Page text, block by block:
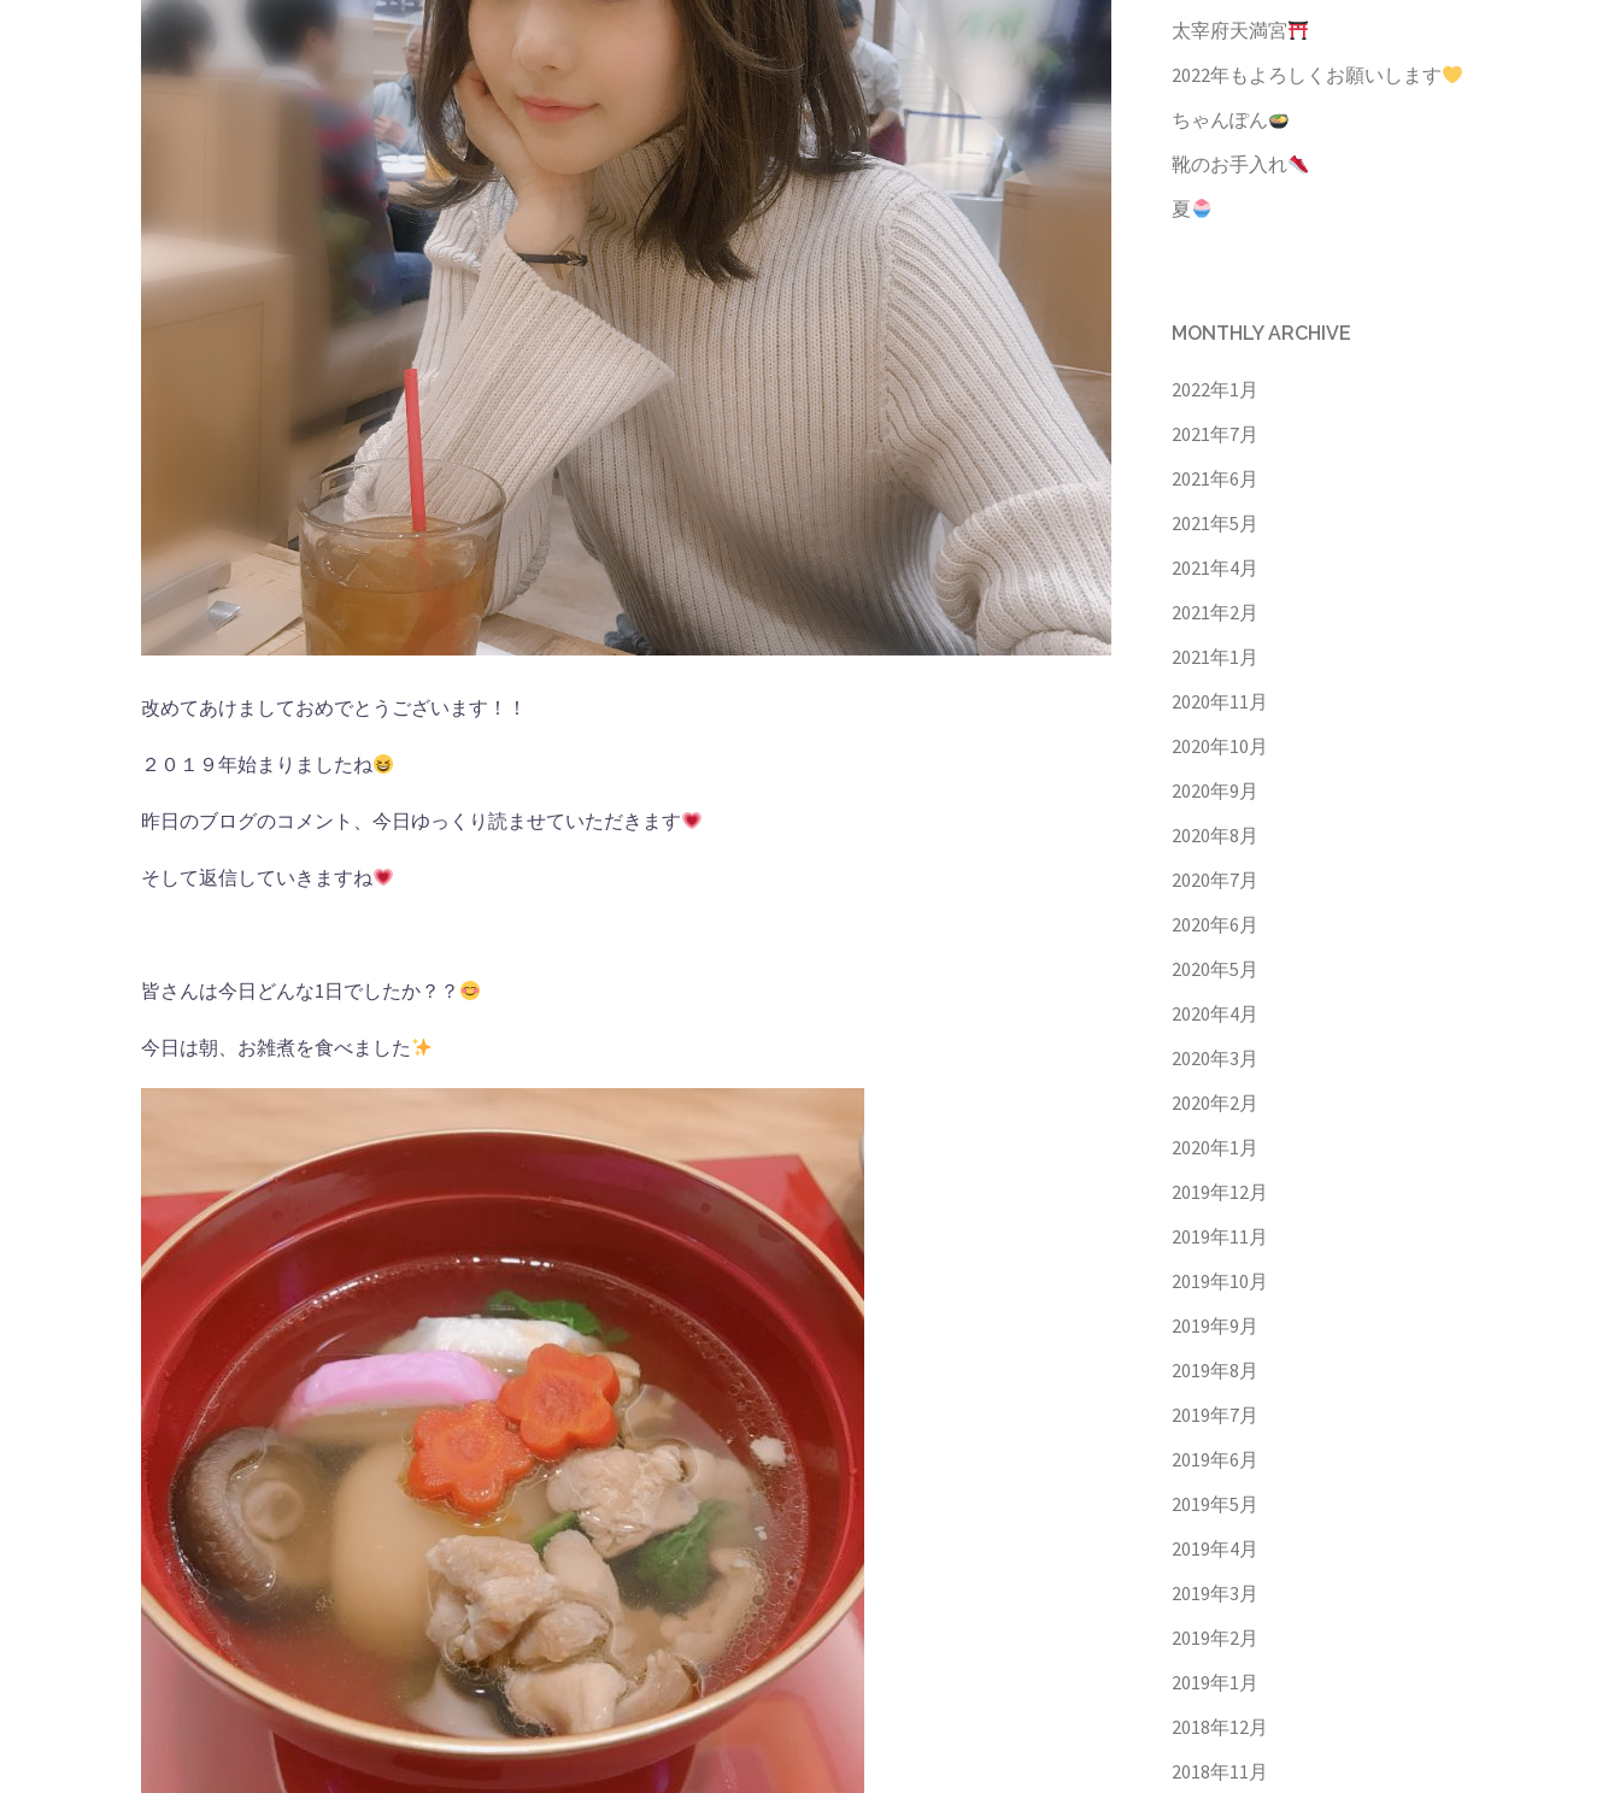
改めてあけましておめでとうございます！！
２０１９年始まりましたね
昨日のブログのコメント、今日ゆっくり読ませていただきます
そして返信していきますね
皆さんは今日どんな1日でしたか？？
今日は朝、お雑煮を食べました
太宰府天満宮
2022年もよろしくお願いします
ちゃんぽん
靴のお手入れ
夏
MONTHLY ARCHIVE
2022年1月
2021年7月
2021年6月
2021年5月
2021年4月
2021年2月
2021年1月
2020年11月
2020年10月
2020年9月
2020年8月
2020年7月
2020年6月
2020年5月
2020年4月
2020年3月
2020年2月
2020年1月
2019年12月
2019年11月
2019年10月
2019年9月
2019年8月
2019年7月
2019年6月
2019年5月
2019年4月
2019年3月
2019年2月
2019年1月
2018年12月
2018年11月